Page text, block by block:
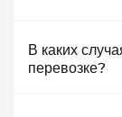
В каких
перевозке?